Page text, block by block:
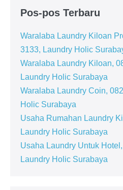
Pos-pos Terbaru
Waralaba Laundry Kiloan
3133, Laundry Holic
Waralaba Laundry Kiloan,
Laundry Holic Surabaya
Waralaba Laundry Coin,
Holic Surabaya
Usaha Rumahan Laundry
Laundry Holic Surabaya
Usaha Laundry Untuk
Laundry Holic Surabaya